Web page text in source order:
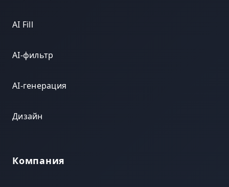
AI Fill
AI-фильтр
AI-генерация
Дизайн
Компания